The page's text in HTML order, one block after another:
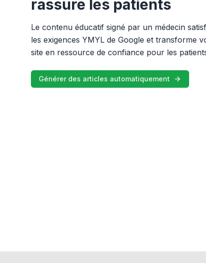
rassure les patients
Le contenu éducatif signé par un médecin
les exigences YMYL de Google et transforme
site en ressource de confiance pour les
Générer des articles automatiquement